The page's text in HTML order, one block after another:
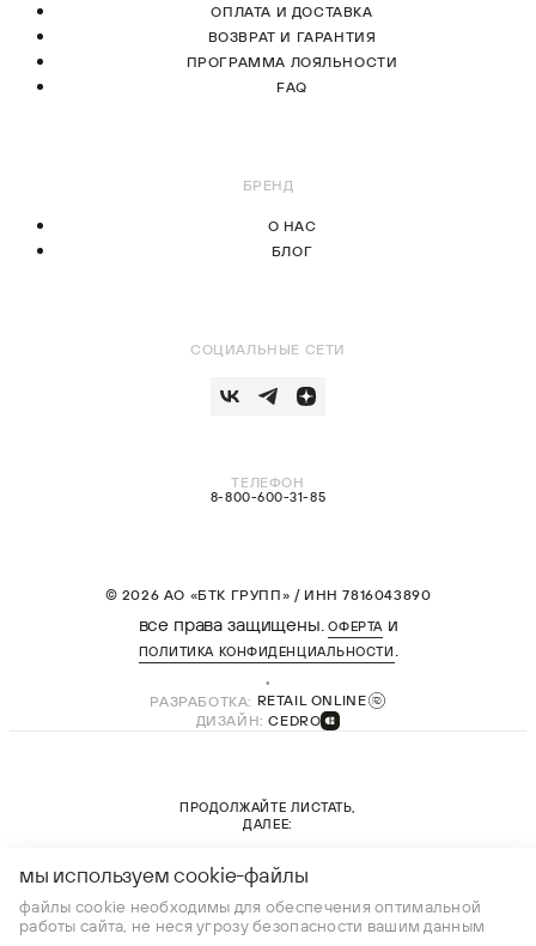
СОЦИАЛЬНЫЕ СЕТИ
ТЕЛЕФОН
8-800-600-31-85
ОПЛАТА И ДОСТАВКА
ВОЗВРАТ И ГАРАНТИЯ
ПРОГРАММА ЛОЯЛЬНОСТИ
FAQ
БРЕНД
О НАС
БЛОГ
© 2026 АО «БТК ГРУПП» / ИНН 7816043890
все права защищены.ОФЕРТА и
ПОЛИТИКА КОНФИДЕНЦИАЛЬНОСТИ
РАЗРАБОТКА: RETAIL ONLINE
ДИЗАЙН:CEDRO
ПРОДОЛЖАЙТЕ ЛИСТАТЬ,
ДАЛЕЕ:
новая коллекция
мы используем cookie-файлы
файлы cookie необходимы для обеспечения оптимальной
работы сайта, не неся угрозу безопасности вашим данным